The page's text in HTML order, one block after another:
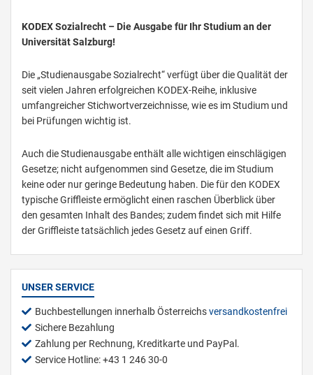
KODEX Sozialrecht – Die Ausgabe für Ihr Studium an der
Universität Salzburg!
Die „Studienausgabe Sozialrecht“ verfügt über die Qualität der
seit vielen Jahren erfolgreichen KODEX-Reihe, inklusive
umfangreicher Stichwortverzeichnisse, wie es im Studium und
bei Prüfungen wichtig ist.
Auch die Studienausgabe enthält alle wichtigen einschlägigen
Gesetze; nicht aufgenommen sind Gesetze, die im Studium
keine oder nur geringe Bedeutung haben. Die für den KODEX
typische Griffleiste ermöglicht einen raschen Überblick über
den gesamten Inhalt des Bandes; zudem findet sich mit Hilfe
der Griffleiste tatsächlich jedes Gesetz auf einen Griff.
UNSER SERVICE
Buchbestellungen innerhalb Österreichsversandkostenfrei
Sichere Bezahlung
Zahlung per Rechnung, Kreditkarte und PayPal.
Service Hotline: +43 1 246 30-0